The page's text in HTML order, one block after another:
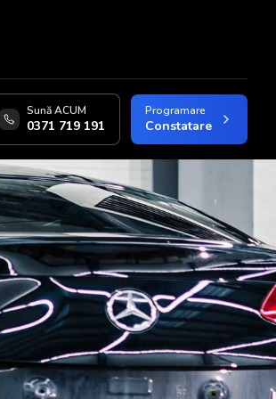
Sună ACUM
0371 719 191
Programare
Constatare